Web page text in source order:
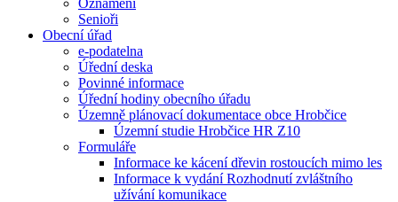
Oznámení
Senioři
Obecní úřad
e-podatelna
Úřední deska
Povinné informace
Úřední hodiny obecního úřadu
Územně plánovací dokumentace obce Hrobčice
Územní studie Hrobčice HR Z10
Formuláře
Informace ke kácení dřevin rostoucích mimo les
Informace k vydání Rozhodnutí zvláštního
užívání komunikace